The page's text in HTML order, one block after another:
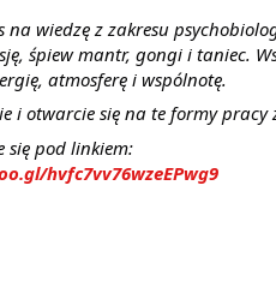
na wiedzę z zakresu
śpiew mantr, gongi i taniec.
atmosferę i wspólnotę.
i otwarcie się na te formy pracy
się pod linkiem:
hvfc7vv76wzeEPwg9